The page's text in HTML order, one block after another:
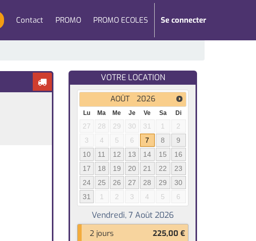
Contact PROMO PROMO ECOLES Se connecter
VOTRE LOCATION
AOÛT 2026
Lu Ma Me Je Ve Sa Di
27 28 29 30 31 1
2
3
4 5 6 7 8
9
10
11 12 13 14 15
16
17
18 19 20 21 22
23
24
25 26 27 28 29
30
31
1 2 3 4 5 6
2 jours 225,00 €